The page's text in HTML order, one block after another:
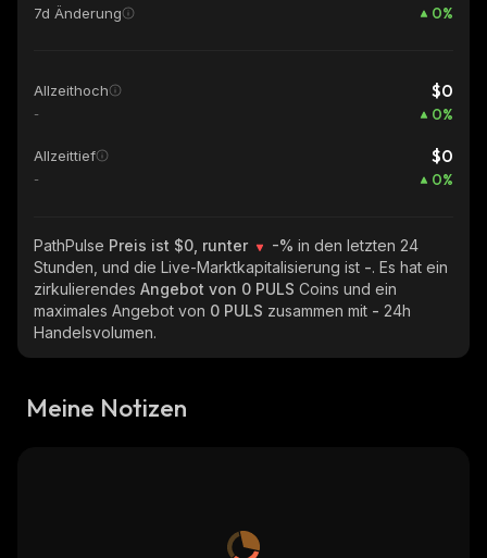
7d Änderung 0%
Allzeithoch $0
- 0%
Allzeittief $0
- 0%
PathPulse Preis ist $0, runter -% in den letzten 24
Stunden, und die Live-Marktkapitalisierung ist -. Es hat ein
zirkulierendes Angebot von 0 PULS Coins und ein
maximales Angebot von 0 PULS zusammen mit - 24h
Handelsvolumen.
Meine Notizen